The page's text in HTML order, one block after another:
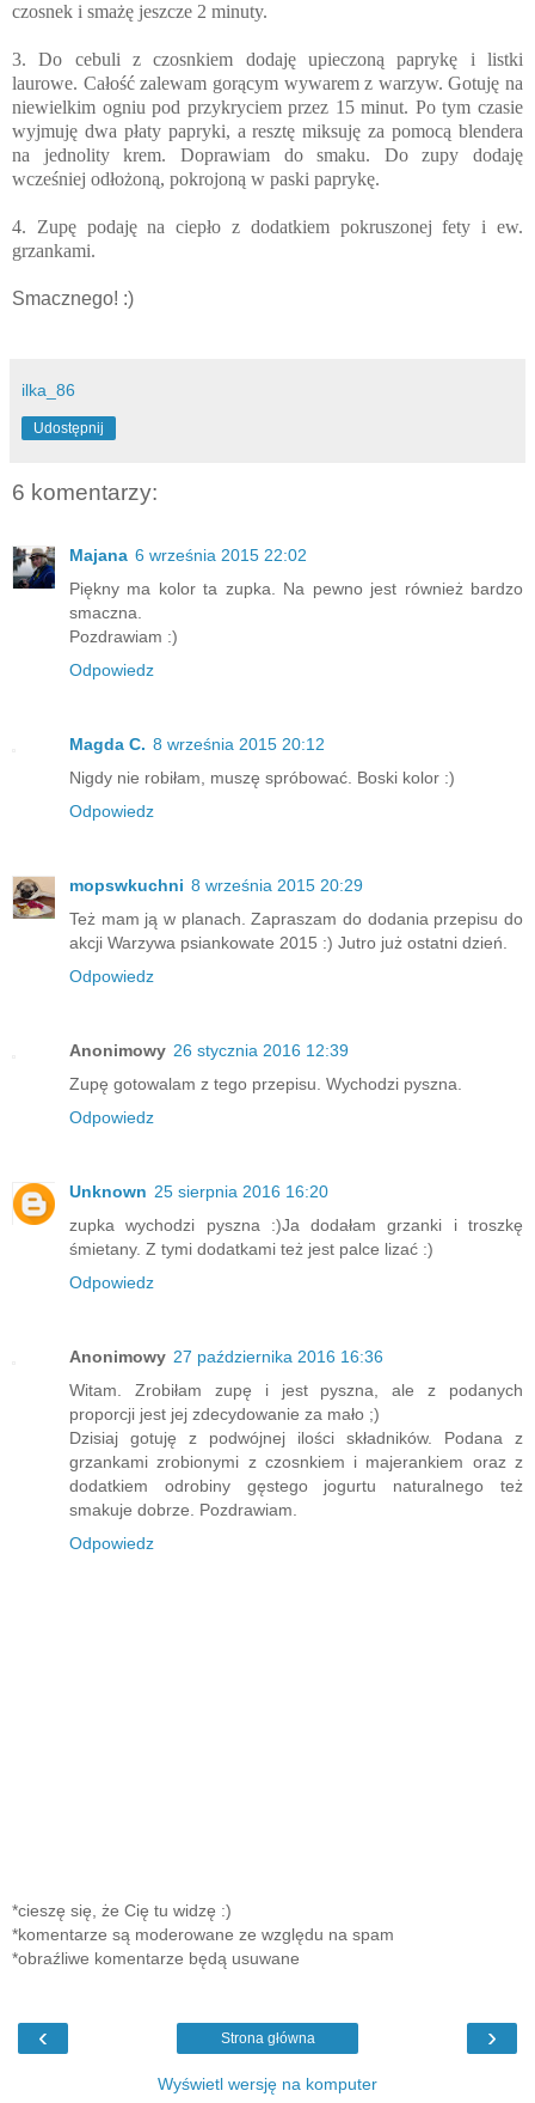
czosnek i smażę jeszcze 2 minuty.
3. Do cebuli z czosnkiem dodaję upieczoną paprykę i listki
laurowe. Całość zalewam gorącym wywarem z warzyw. Gotuję na
niewielkim ogniu pod przykryciem przez 15 minut. Po tym czasie
wyjmuję dwa płaty papryki, a resztę miksuję za pomocą blendera
na jednolity krem. Doprawiam do smaku. Do zupy dodaję
wcześniej odłożoną, pokrojoną w paski paprykę.
4. Zupę podaję na ciepło z dodatkiem pokruszonej fety i ew.
grzankami.
Smacznego! :)
ilka_86
Udostępnij
6 komentarzy:
Majana 6 września 2015 22:02
Piękny ma kolor ta zupka. Na pewno jest również bardzo
smaczna.
Pozdrawiam :)
Odpowiedz
Magda C. 8 września 2015 20:12
Nigdy nie robiłam, muszę spróbować. Boski kolor :)
Odpowiedz
mopswkuchni 8 września 2015 20:29
Też mam ją w planach. Zapraszam do dodania przepisu do
akcji Warzywa psiankowate 2015 :) Jutro już ostatni dzień.
Odpowiedz
Anonimowy 26 stycznia 2016 12:39
Zupę gotowalam z tego przepisu. Wychodzi pyszna.
Odpowiedz
Unknown 25 sierpnia 2016 16:20
zupka wychodzi pyszna :)Ja dodałam grzanki i troszkę
śmietany. Z tymi dodatkami też jest palce lizać :)
Odpowiedz
Anonimowy 27 października 2016 16:36
Witam. Zrobiłam zupę i jest pyszna, ale z podanych
proporcji jest jej zdecydowanie za mało ;)
Dzisiaj gotuję z podwójnej ilości składników. Podana z
grzankami zrobionymi z czosnkiem i majerankiem oraz z
dodatkiem odrobiny gęstego jogurtu naturalnego też
smakuje dobrze. Pozdrawiam.
Odpowiedz
*cieszę się, że Cię tu widzę :)
*komentarze są moderowane ze względu na spam
*obraźliwe komentarze będą usuwane
‹ ›
Strona główna
Wyświetl wersję na komputer